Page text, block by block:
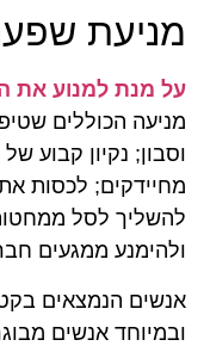
מניעת
על מנת למנוע את
מניעה הכוללים
וסבון; נקיון קבוע
מחיידקים; לכסות
להשליך לסל
ולהימנע ממגעים
אנשים הנמצאים
ובמיוחד אנשים